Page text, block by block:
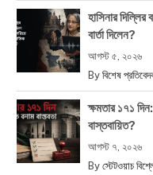
হাসিনার
বার্তা দিলেন?
আগস্ট ৫, ২০২৬
By বিশেষ
ক্ষমতার ১৭১
বাস্তবায়িত?
আগস্ট ৭, ২০২৬
By স্টেটওয়াচ